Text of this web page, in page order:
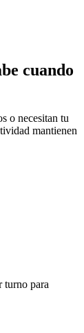
cuando
o necesitan tu
mantienen
turno para